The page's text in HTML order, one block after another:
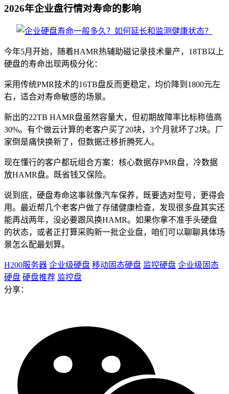
2026年企业盘行情对寿命的影响
今年5月开始，随着HAMR热辅助磁记录技术量产，18TB以上
硬盘的寿命出现两极分化：
采用传统PMR技术的16TB盘反而更稳定，均价降到1800元左
右，适合对寿命敏感的场景。
新出的22TB HAMR盘虽然容量大，但初期故障率比标称值高
30%。有个做云计算的老客户买了20块，3个月就坏了2块。厂
家倒是痛快换新了，但数据迁移折腾死人。
现在懂行的客户都玩组合方案：核心数据存PMR盘，冷数据
放HAMR盘。既省钱又保险。
说到底，硬盘寿命这事就像汽车保养，既要选对型号，更得会
用。最近帮几个老客户做了存储健康检查，发现很多盘其实还
能再战两年，没必要跟风换HAMR。如果你拿不准手头硬盘
的状态，或者正打算采购新一批企业盘，咱们可以聊聊具体场
景怎么配最划算。
H200服务器 企业级硬盘 移动固态硬盘 监控硬盘 企业级固态
硬盘 硬盘推荐 监控盘
分享：